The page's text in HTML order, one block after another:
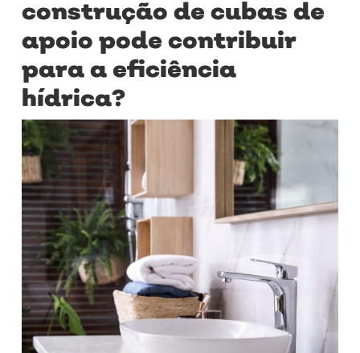
construção de cubas de
apoio pode contribuir
para a eficiência
hídrica?